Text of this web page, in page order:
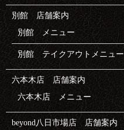
別館 店舗案内
別館 メニュー
別館 テイクアウトメニュー
六本木店 店舗案内
六本木店 メニュー
beyond八日市場店 店舗案内